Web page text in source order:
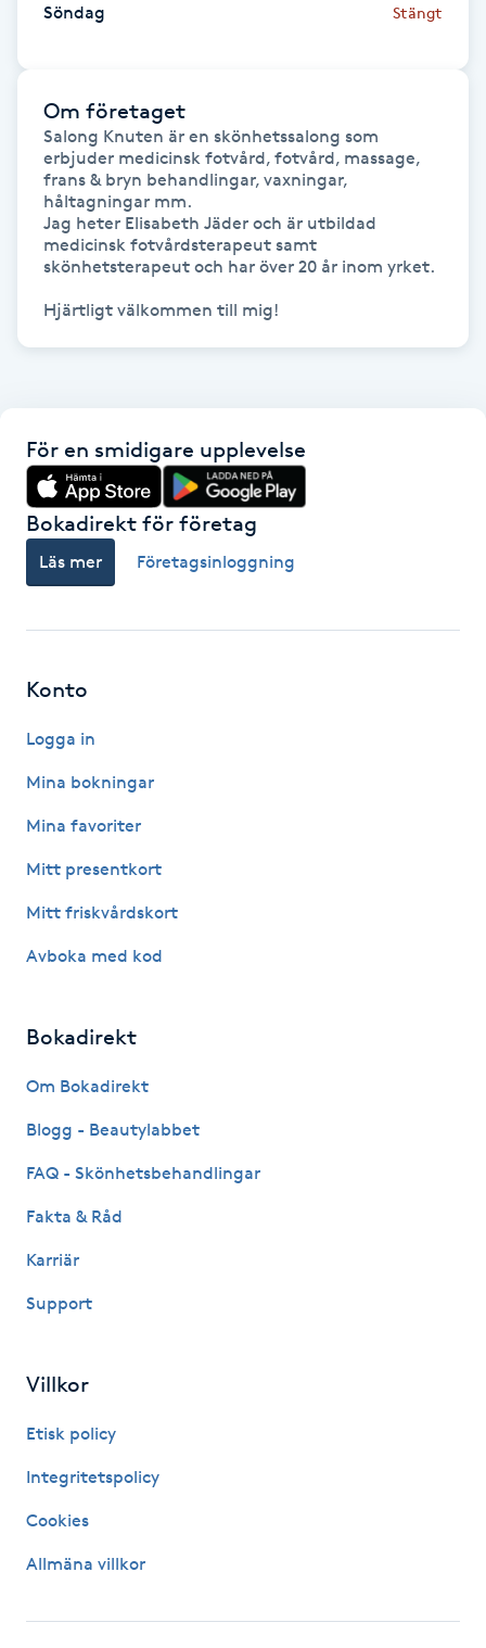
Gravidyoga
Gruppträning
Gua Sha-massage
Hatha Yoga
Healing
Herrklippning
HIFU
Hollywood Peel
Hot Stone Massage
Hot yoga
Huduppstramning
Hårborttagning
Hårförlängning
Hälsprickor
Idrottsmassage
IPL
Söndag Stängt
Om företaget
Salong Knuten är en skönhetssalong som
erbjuder medicinsk fotvård, fotvård, massage,
frans & bryn behandlingar, vaxningar,
håltagningar mm.
Jag heter Elisabeth Jäder och är utbildad
medicinsk fotvårdsterapeut samt
skönhetsterapeut och har över 20 år inom yrket.
Hjärtligt välkommen till mig!
För en smidigare upplevelse
Bokadirekt för företag
Läs mer Företagsinloggning
Konto
Logga in
Mina bokningar
Mina favoriter
Mitt presentkort
Mitt friskvårdskort
Avboka med kod
Bokadirekt
Om Bokadirekt
Blogg - Beautylabbet
FAQ - Skönhetsbehandlingar
Fakta & Råd
Karriär
Support
Villkor
Etisk policy
Integritetspolicy
Cookies
Allmäna villkor